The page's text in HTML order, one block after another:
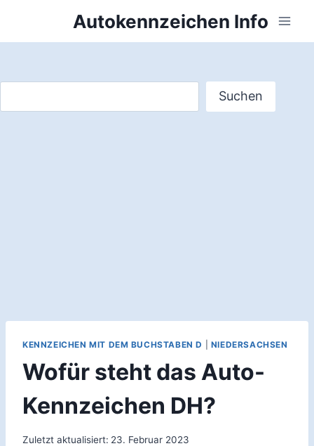
springen
Autokennzeichen Info
Suchen
KENNZEICHEN MIT DEM BUCHSTABEN D NIEDERSACHSEN
Wofür steht das Auto-
Kennzeichen DH?
Zuletzt aktualisiert: 23. Februar 2023